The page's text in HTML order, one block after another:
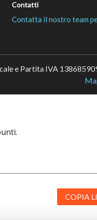
Contatti
Contatta il nostro team
e Partita IVA
COPIA